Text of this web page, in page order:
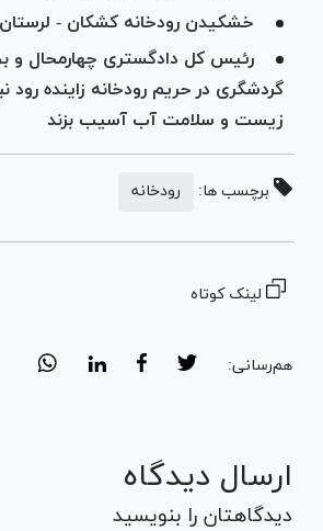
خشکیدن رودخانه کشکان - لرستان
رئیس کل دادگستری چهارمحال و
گردشگری در حریم رودخانه زاینده رود
زیست و سلامت آب آسیب بزند
برچسب ها: رودخانه
لینک کوتاه
هم‌رسانی:
ارسال دیدگاه
دیدگاهتان را بنویسید